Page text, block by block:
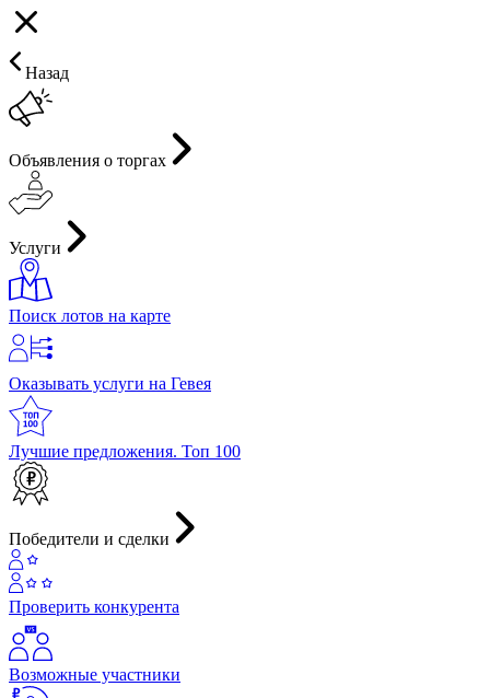
Назад
Объявления о торгах
Услуги
Поиск лотов на карте
Оказывать услуги на Гевея
Лучшие предложения. Топ 100
Победители и сделки
Проверить конкурента
Возможные участники